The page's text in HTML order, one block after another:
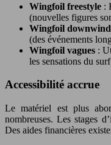
Wingfoil freestyle :
(nouvelles figures
Wingfoil downwind
(des événements
Wingfoil vagues :
les sensations du
Accessibilité accrue
Le matériel est plus
nombreuses. Les stages
Des aides financières